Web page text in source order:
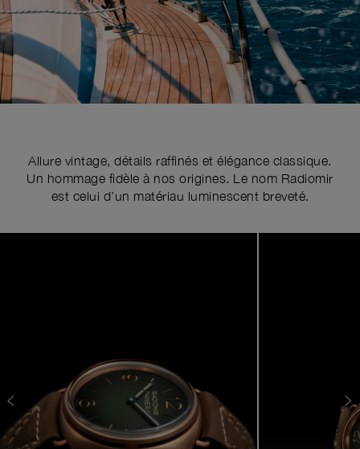
Allure vintage, détails raffinés et élégance classique.
Un hommage fidèle à nos origines. Le nom Radiomir
est celui d’un matériau luminescent breveté.
Image